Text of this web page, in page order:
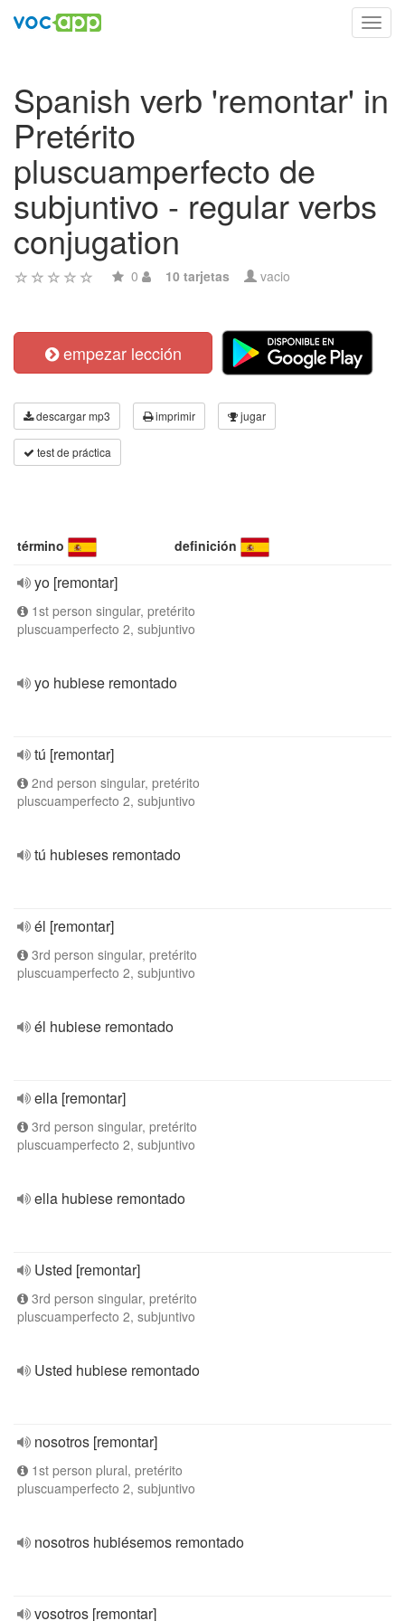
Spanish verb 'remontar' in
Pretérito
pluscuamperfecto de
subjuntivo - regular verbs
conjugation
0 10 tarjetas vacio
empezar lección
descargar mp3 imprimir jugar
test de práctica
término definición
yo [remontar]
1st person singular, pretérito
pluscuamperfecto 2, subjuntivo
yo hubiese remontado
tú [remontar]
2nd person singular, pretérito
pluscuamperfecto 2, subjuntivo
tú hubieses remontado
él [remontar]
3rd person singular, pretérito
pluscuamperfecto 2, subjuntivo
él hubiese remontado
ella [remontar]
3rd person singular, pretérito
pluscuamperfecto 2, subjuntivo
ella hubiese remontado
Usted [remontar]
3rd person singular, pretérito
pluscuamperfecto 2, subjuntivo
Usted hubiese remontado
nosotros [remontar]
1st person plural, pretérito
pluscuamperfecto 2, subjuntivo
nosotros hubiésemos remontado
vosotros [remontar]